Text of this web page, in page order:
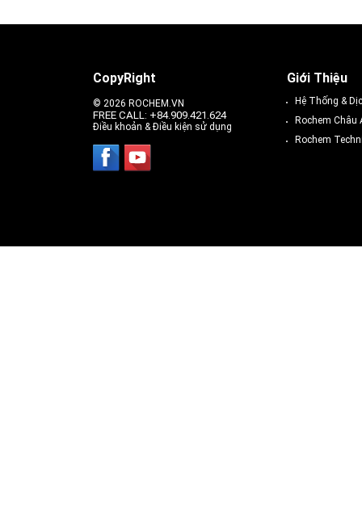
CopyRight
© 2026 ROCHEM.VN
FREE CALL: +84.909.421.624
Điều khoản & Điều kiện sử dụng
Giới Thiệu
Hệ Thống &
Rochem Châu
Rochem